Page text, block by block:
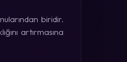
biridir.
artırmasına